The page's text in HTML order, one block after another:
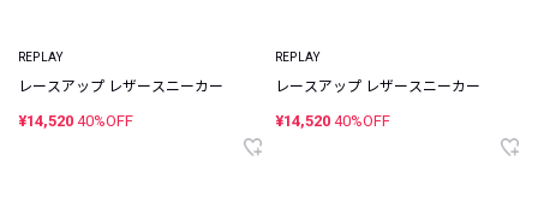
REPLAY
レースアップ レザースニーカー
¥14,520 40%OFF
REPLAY
レースアップ レザースニーカー
¥14,520 40%OFF